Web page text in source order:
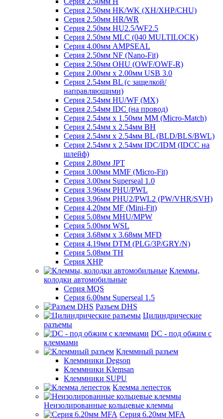
Серия 2.50мм HK/WK (XH/XHP/CHU)
Серия 2.50мм HR/WR
Серия 2.50мм HU2.5/WF2.5
Серия 2.50мм MLC (040 MULTILOCK)
Серия 4.00мм AMPSEAL
Серия 2.50мм NF (Nano-Fit)
Серия 2.50мм OHU (OWF/OWF-R)
Серия 2.00мм x 2.00мм USB 3.0
Серия 2.54мм BL (с защелкой/
направляющими)
Серия 2.54мм HU/WF (MX)
Серия 2.54мм IDC (на провод)
Серия 2.54мм х 1.50мм MM (Micro-Match)
Серия 2.54мм х 2.54мм BH
Серия 2.54мм х 2.54мм BL (BLD/BLS/BWL)
Серия 2.54мм х 2.54мм IDC/IDM (IDCC на
шлейф)
Серия 2.80мм JPT
Серия 3.00мм MMF (Micro-Fit)
Серия 3.00мм Superseal 1.0
Серия 3.96мм PHU/PWL
Серия 3.96мм PHU2/PWL2 (PW/VHR/SVH)
Серия 4.20мм MF (Mini-Fit)
Серия 5.08мм MHU/MPW
Серия 5.00мм WSL
Серия 3.68мм х 3.68мм MFD
Серия 4.19мм DTM (PLG/3P/GRY/N)
Серия 5.08мм TH
Серия XHP
Клеммы,
колодки автомобильные
Серия MQS
Серия 6.00мм Superseal 1.5
Разъем DHS
Цилиндрические
разъемы
DC - под обжим с
клеммами
Клеммный разъем
Клеммники Degson
Клеммники Klemsan
Клеммники SUPU
Клемма лепесток
Неизолированные кольцевые клеммы
Серия 6.20мм MFA